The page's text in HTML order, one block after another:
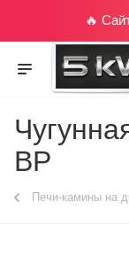
🔥
BP
Печи-камины на